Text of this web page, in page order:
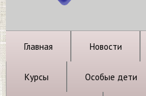
Главная Новости
Курсы Особые дети